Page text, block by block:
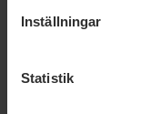
Inställningar
Statistikatt